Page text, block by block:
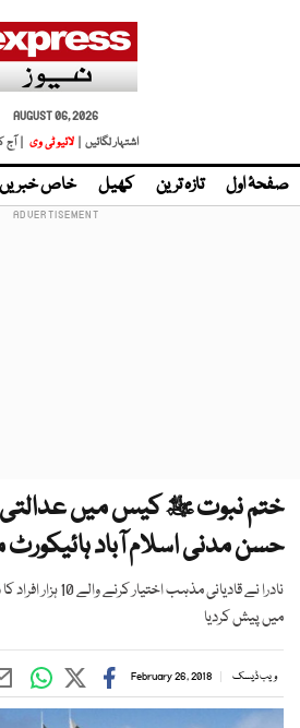
AUGUST 06, 2026
اشتہار لگائیں |
لائیو ٹی وی | آج
صفحۂ اول تازہ ترین کھیل خاص خبریں
ختم نبوت ﷺ کیس میں عدالتی
حسن مدنی اسلام آباد
نادرا نے قادیانی
میں پیش کردیا
ویب ڈیسک February 26, 2018